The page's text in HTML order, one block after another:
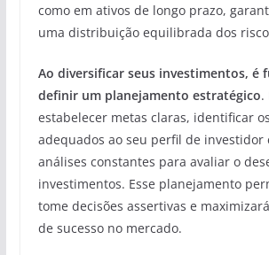
como em ativos de longo prazo,
uma distribuição equilibrada dos
Ao diversificar seus investimentos, é
definir um planejamento estratégico.
estabelecer metas claras, identificar
adequados ao seu perfil de investidor
análises constantes para avaliar o
investimentos. Esse planejamento
tome decisões assertivas e
de sucesso no mercado.